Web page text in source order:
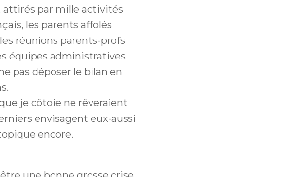
attirés par mille activités
les parents affolés
réunions parents-profs
équipes administratives
pas déposer le bilan en
je côtoie ne rêveraient
envisagent eux-aussi
encore.